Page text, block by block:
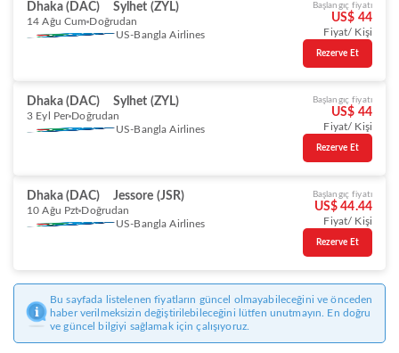
Dhaka (DAC) Sylhet (ZYL)
14 Ağu Cum Doğrudan
US-Bangla Airlines
Başlangıç fiyatı
US$ 44
Fiyat/ Kişi
Rezerve Et
Dhaka (DAC) Sylhet (ZYL)
3 Eyl Per Doğrudan
US-Bangla Airlines
Başlangıç fiyatı
US$ 44
Fiyat/ Kişi
Rezerve Et
Dhaka (DAC) Jessore (JSR)
10 Ağu Pzt Doğrudan
US-Bangla Airlines
Başlangıç fiyatı
US$ 44.44
Fiyat/ Kişi
Rezerve Et
Bu sayfada listelenen fiyatların güncel olmayabileceğini ve önceden
haber verilmeksizin değiştirilebileceğini lütfen unutmayın. En doğru
ve güncel bilgiyi sağlamak için çalışıyoruz.